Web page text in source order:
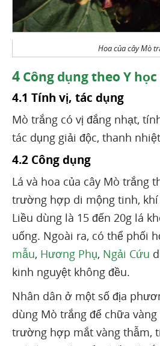
Hoa của cây Mò
4 Công dụng theo Y
4.1 Tính vị, tác dụng
Mò trắng có vị đắng nhạt,
tác dụng giải độc, thanh
4.2 Công dụng
Lá và hoa của cây Mò trắng
trường hợp di mộng tinh, khí
Liều dùng là 15 đến 20g lá
uống. Ngoài ra, có thể phối
mẫu, Hương Phụ, Ngải Cứu
kinh nguyệt không đều.
Nhân dân ở một số địa
dùng Mò trắng để chữa
trường hợp mắt vàng thẫm,